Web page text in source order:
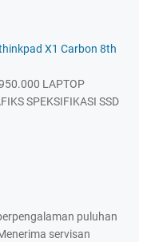
X1 Carbon 8th
LAPTOP
SPEKSIFIKASI SSD
puluhan
servisan